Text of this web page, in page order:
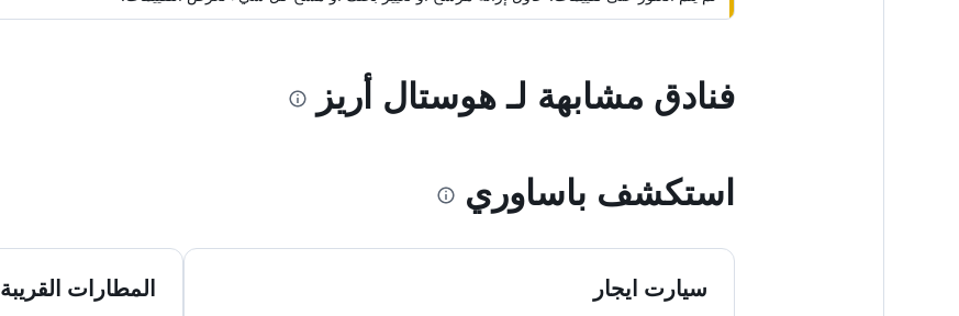
فنادق مشابهة لـ هوستال أريز
استكشف باساوري
سيارت ايجار المطارات القريبة